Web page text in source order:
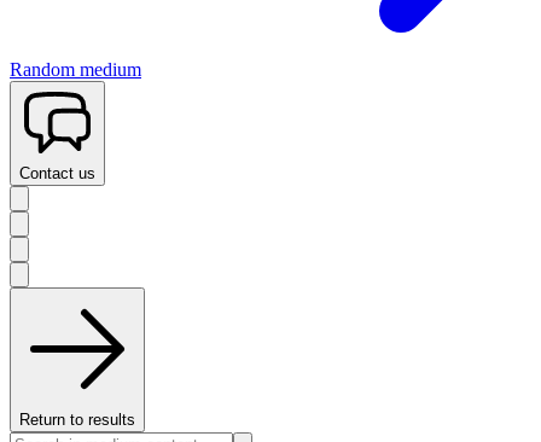
Random medium
Contact us
Return to results